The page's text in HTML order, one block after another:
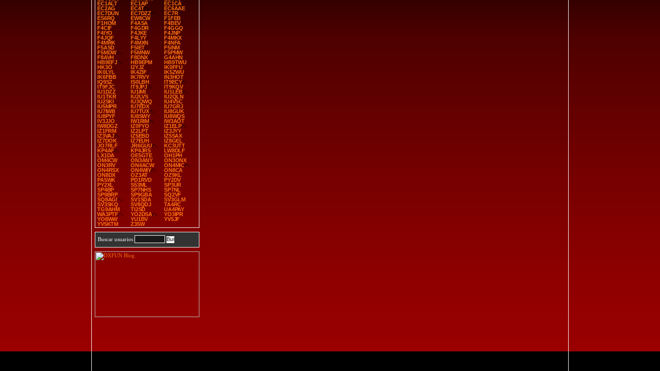
EC1ALT
EC1AP
EC1CA
EC2AG
EC4T
EC6AAE
EC7DUN
EC7DZZ
EC7R
ES6RQ
EW8CW
F1FEB
F1HOM
F4ASA
F4BEV
F4CIF
F4GDR
F4GGQ
F4IYO
F4JKE
F4JNP
F4JQF
F4LYY
F4MKX
F4MRK
F4MXN
F4NFA
F5ASD
F5IET
F5INM
F5MDW
F5MNW
F5PMW
F8AVH
F8DNX
G4AHN
HB9EFJ
HB9EPM
HB9TWU
HK3O
I2YJZ
IK0FFU
IK0LYL
IK4ZIF
IK5ZWU
IK6FBB
IK7RVY
IN3HOT
IQ9SZ
IS0LBH
IT9ECY
IT9FJC
IT9JPJ
IT9KQV
IU1DZZ
IU1IMI
IU1LEB
IU1TKR
IU2LVS
IU2QLN
IU2SKI
IU3QWQ
IU4VSC
IU5MPR
IU7EDX
IU7GRJ
IU7IWB
IU7TUX
IU8GUK
IU8PYF
IU8SWY
IU8WQS
IV3JJO
IW1RIM
IW3AOT
IW8DGZ
IZ0FYO
IZ1ELP
IZ1FRM
IZ2LPT
IZ3JYY
IZ3VAJ
IZ5EBD
IZ5SAX
IZ7DOK
IZ7EUH
IZ8GEL
JO7RLF
JR6GUU
KC3UTT
KP4AF
KP4JRS
LW8DLF
LX1DA
OE5GTE
OH1PH
OM4CW
ON3ANY
ON3ONX
ON3RV
ON4ACW
ON4MIC
ON4RSX
ON4WIY
ON8CA
ON8DX
OZ3AT
OZ9KL
PA5WK
PD1RVD
PY2DV
PY2XL
S53ML
SP3UR
SP4BP
SP7NHS
SP7NL
SP9BRP
SP9GBA
SQ2VF
SQ8AGI
SV1SDA
SV3GLM
SV3SKQ
SV8QDJ
TA4RC
TG9AHM
TI2SD
UA4PAY
WA3PTF
YO2DSA
YO3IPR
YO8WW
YU1BV
YV5JF
YV5KTM
Z35W
Buscar usuarios